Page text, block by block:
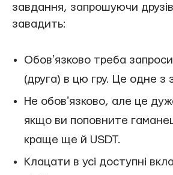
завдання, запрошуючи
завадить:
Обовʼязково треба
(друга) в цю гру. Це одне з
Не обовʼязково, але це
якщо ви поповните
краще ще й USDT.
Клацати в усі доступні